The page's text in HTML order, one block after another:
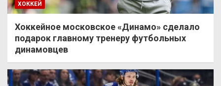
ХОККЕЙ
Хоккейное московское «Динамо» сделало
подарок главному тренеру футбольных
динамовцев